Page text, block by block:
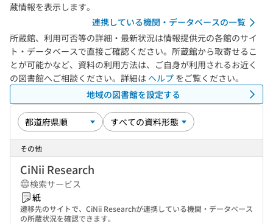
蔵情報を表示します。
連携している機関・データベースの一覧
所蔵館、利用可否等の詳細・最新状況は情報提供元の各館のサイ
ト・データベースで直接ご確認ください。所蔵館から取寄せるこ
とが可能かなど、資料の利用方法は、ご自身が利用されるお近く
の図書館へご相談ください。詳細は ヘルプ をご覧ください。
地域の図書館を設定する
その他
CiNii Research
検索サービス
紙
遷移先のサイトで、CiNii Researchが連携している機関・データベース
の所蔵状況を確認できます。